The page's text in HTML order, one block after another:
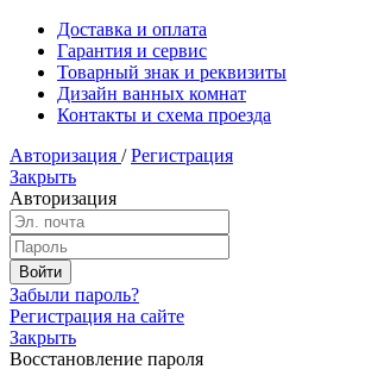
Доставка и оплата
Гарантия и сервис
Товарный знак и реквизиты
Дизайн ванных комнат
Контакты и схема проезда
Авторизация / Регистрация
Закрыть
Авторизация
Забыли пароль?
Регистрация на сайте
Закрыть
Восстановление пароля